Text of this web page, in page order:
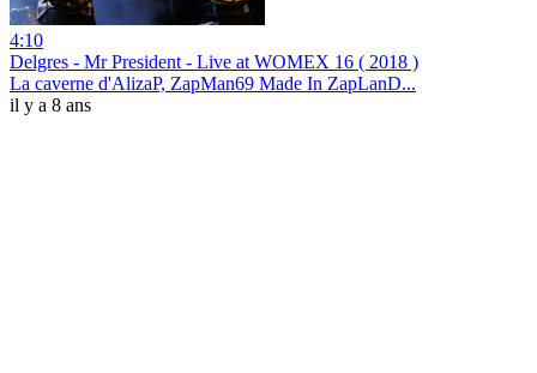
4:10
Delgres - Mr President - Live at WOMEX 16 ( 2018 )
La caverne d'AlizaP, ZapMan69 Made In ZapLanD...
il y a 8 ans